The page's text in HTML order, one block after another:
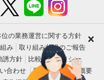
×
位の業務運営に関する方針
み
取り組み状況のご報告
誘方針
比較表示ポリシー
合わせ 動作環境
会社概要